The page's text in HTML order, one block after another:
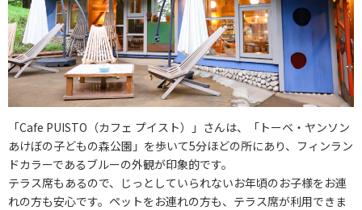
「Cafe PUISTO（カフェ プイスト）」さんは、「トーベ・ヤンソン
あけぼの子どもの森公園」を歩いて5分ほどの所にあり、フィンラン
ドカラーであるブルーの外観が印象的です。
テラス席もあるので、じっとしていられないお年頃のお子様をお連
れの方も安心です。ペットをお連れの方も、テラス席が利用できま